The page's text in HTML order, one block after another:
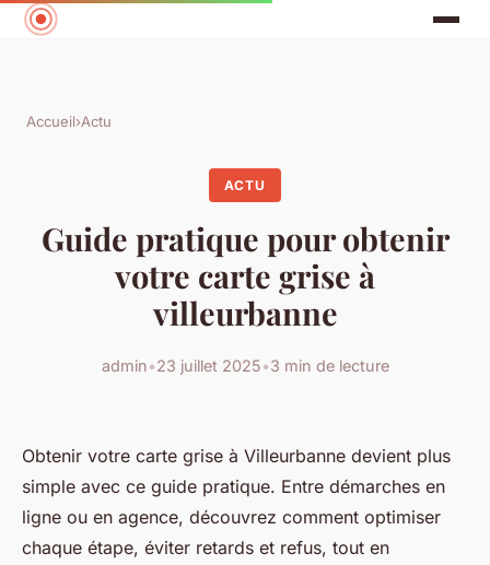
Accueil›Actu
ACTU
Guide pratique pour obtenir
votre carte grise à
villeurbanne
admin•23 juillet 2025•3 min de lecture
Obtenir votre carte grise à Villeurbanne devient plus
simple avec ce guide pratique. Entre démarches en
ligne ou en agence, découvrez comment optimiser
chaque étape, éviter retards et refus, tout en